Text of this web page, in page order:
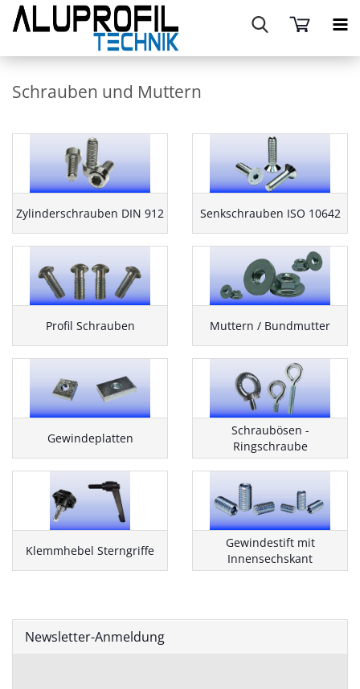
Schrauben und Muttern
Zylinderschrauben DIN 912 Senkschrauben ISO 10642
Profil Schrauben Muttern / Bundmutter
Gewindeplatten
Schraubösen -
Ringschraube
Klemmhebel Sterngriffe
Gewindestift mit
Innensechskant
Newsletter-Anmeldung